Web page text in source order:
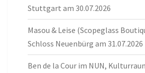
Stuttgart am 30.07.2026
Masou & Leise (Scopeglass
Schloss Neuenbürg am 31.07.2026
Ben de la Cour im NUN,